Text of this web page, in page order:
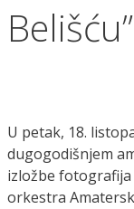
U petak, 18.
dugogodišnjem
izložbe fotografija
orkestra